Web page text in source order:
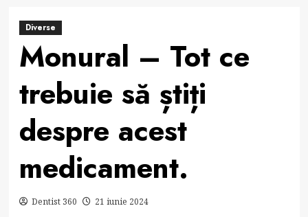
Diverse
Monural – Tot ce
trebuie să știți
despre acest
medicament.
Dentist 360 21 iunie 2024